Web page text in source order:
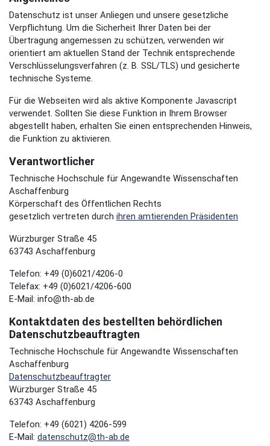
Datenschutz ist unser Anliegen und unsere gesetzliche
Verpflichtung. Um die Sicherheit Ihrer Daten bei der
Übertragung angemessen zu schützen, verwenden wir
orientiert am aktuellen Stand der Technik entsprechende
Verschlüsselungsverfahren (z. B. SSL/TLS) und gesicherte
technische Systeme.
Für die Webseiten wird als aktive Komponente Javascript
verwendet. Sollten Sie diese Funktion in Ihrem Browser
abgestellt haben, erhalten Sie einen entsprechenden Hinweis,
die Funktion zu aktivieren.
Verantwortlicher
Technische Hochschule für Angewandte Wissenschaften
Aschaffenburg
Körperschaft des Öffentlichen Rechts
gesetzlich vertreten durch ihren amtierenden Präsidenten
Würzburger Straße 45
63743 Aschaffenburg
Telefon: +49 (0)6021/4206-0
Telefax: +49 (0)6021/4206-600
E-Mail: info@th-ab.de
Kontaktdaten des bestellten behördlichen
Datenschutzbeauftragten
Technische Hochschule für Angewandte Wissenschaften
Aschaffenburg
Datenschutzbeauftragter
Würzburger Straße 45
63743 Aschaffenburg
Telefon: +49 (6021) 4206-599
E-Mail: datenschutz@th-ab.de